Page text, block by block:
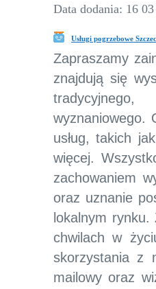
Data dodania: 16
Usługi pogrzebowe
Zapraszamy
znajdują się
wyznaniowego.
usług, takich
więcej.
zachowaniem
oraz uznanie
lokalnym
chwilach w
skorzystania z
mailowy oraz